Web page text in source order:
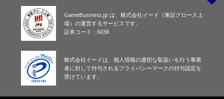
GameBusiness.jp は、株式会社イード（東証グロース上
場）の運営するサービスです。
証券コード：6038
株式会社イードは、個人情報の適切な取扱いを行う事業
者に対して付与されるプライバシーマークの付与認定を
受けています。